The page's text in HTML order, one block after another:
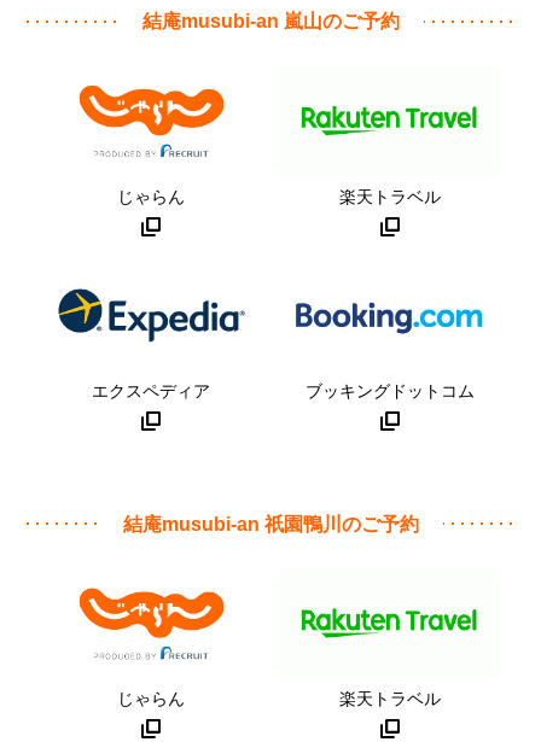
結庵musubi-an 嵐山のご予約
じゃらん 楽天トラベル
エクスペディア ブッキングドットコム
結庵musubi-an 祇園鴨川のご予約
じゃらん 楽天トラベル